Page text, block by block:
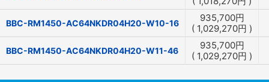
BBC-RM1450-AC64NKDR04H20-W10-16 935,700円
( 1,029,270円 )
BBC-RM1450-AC64NKDR04H20-W11-46 935,700円
( 1,029,270円 )